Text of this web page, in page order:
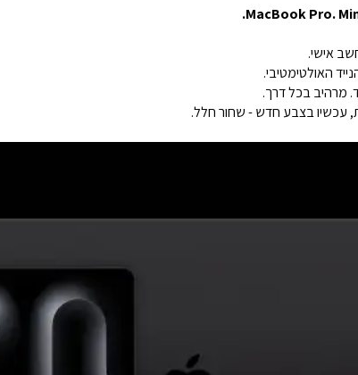
MacBook Pro.
אישי.
מרהיב בכל דרך.
עכשיו בצבע חדש - שחור חלל.